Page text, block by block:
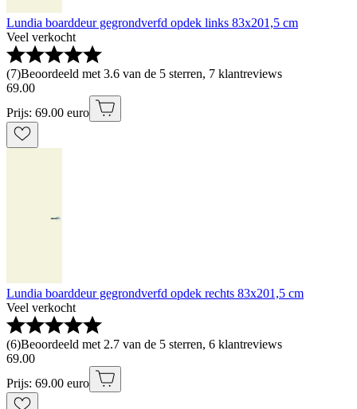
Lundia boarddeur gegrondverfd opdek links 83x201,5 cm
Veel verkocht
(7)Beoordeeld met 3.6 van de 5 sterren, 7 klantreviews
69.00
Prijs: 69.00 euro
Lundia boarddeur gegrondverfd opdek rechts 83x201,5 cm
Veel verkocht
(6)Beoordeeld met 2.7 van de 5 sterren, 6 klantreviews
69.00
Prijs: 69.00 euro